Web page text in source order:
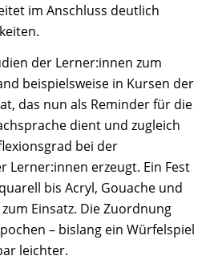
im Anschluss deutlich
der Lerner:innen zum
beispielsweise in Kursen der
das nun als Reminder für die
dient und zugleich
bei der
Lerner:innen erzeugt. Ein Fest
bis Acryl, Gouache und
Einsatz. Die Zuordnung
– bislang ein Würfelspiel
leichter.